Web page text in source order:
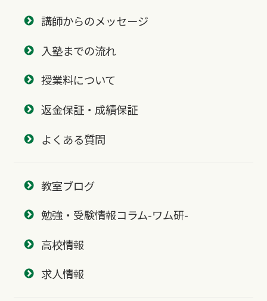
講師からのメッセージ
入塾までの流れ
授業料について
返金保証・成績保証
よくある質問
教室ブログ
勉強・受験情報コラム-ワム研-
高校情報
求人情報